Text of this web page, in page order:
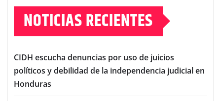
NOTICIAS RECIENTES
CIDH escucha denuncias por uso de juicios
políticos y debilidad de la independencia judicial en
Honduras